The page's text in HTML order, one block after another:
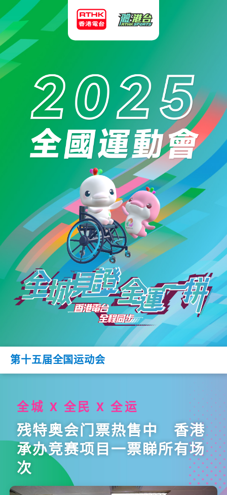
第十五届全国运动会
全城 X 全民 X 全运
残特奥会门票热售中 香港
承办竞赛项目一票睇所有场
次